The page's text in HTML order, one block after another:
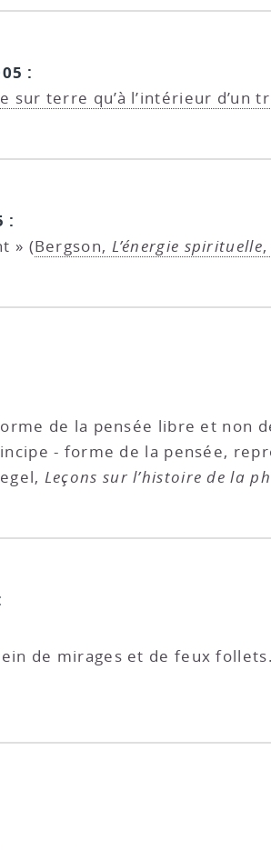
:
sur terre qu’à l’intérieur d’un
:
» (Bergson, L’énergie spirituelle
de la pensée libre et non
- forme de la pensée,
Leçons sur l’histoire de la
de mirages et de feux